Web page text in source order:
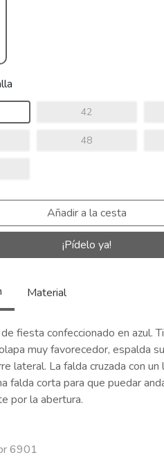
42
48
¡Pídelo ya!
Material
fiesta confeccionado en azul.
muy favorecedor, espalda
lateral. La falda cruzada con
falda corta para que puedar
por la abertura.
6901